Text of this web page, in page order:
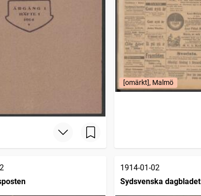
[omärkt], Malmö
1914-01-02
Sydsvenska dagbladet